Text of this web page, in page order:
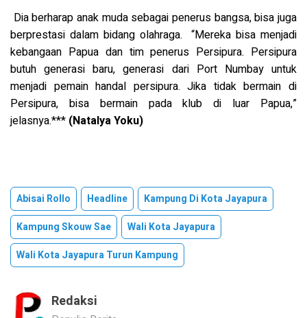
Dia berharap anak muda sebagai penerus bangsa, bisa juga
berprestasi dalam bidang olahraga.“Mereka bisa menjadi
kebangaan Papua dan tim penerus Persipura. Persipura
butuh generasi baru, generasi dari Port Numbay untuk
menjadi pemain handal persipura. Jika tidak bermain di
Persipura, bisa bermain pada klub di luar Papua,”
jelasnya.*** (Natalya Yoku)
Abisai Rollo Headline
Kampung Di Kota Jayapura
Kampung Skouw Sae
Wali Kota Jayapura
Wali Kota Jayapura Turun Kampung
Redaksi